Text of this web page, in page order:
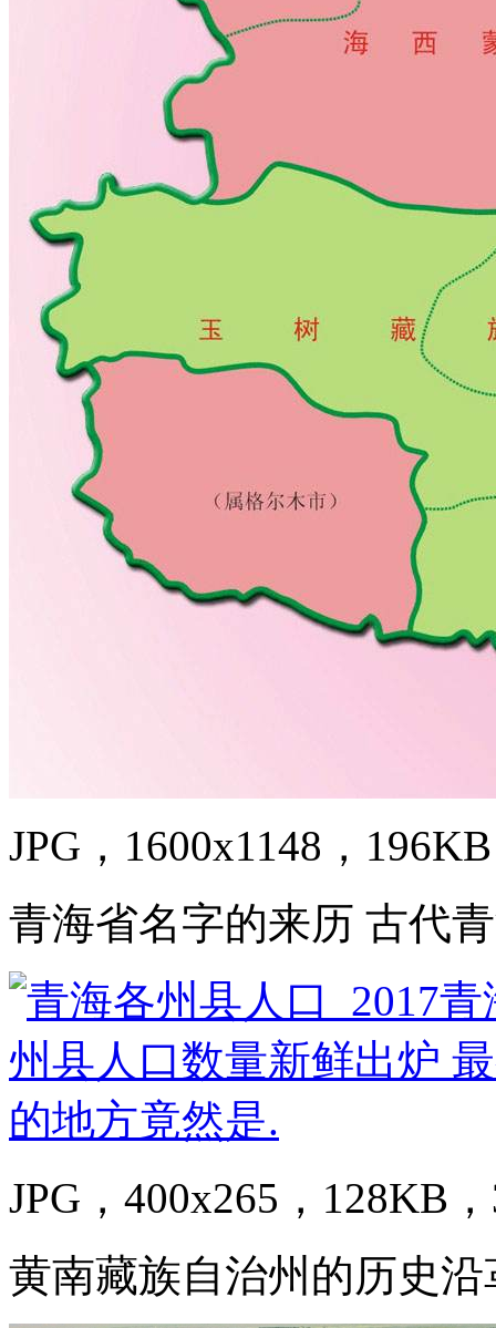
JPG，1600x1148，
青海省名字的来历 古代
JPG，400x265，128KB
黄南藏族自治州的历史沿